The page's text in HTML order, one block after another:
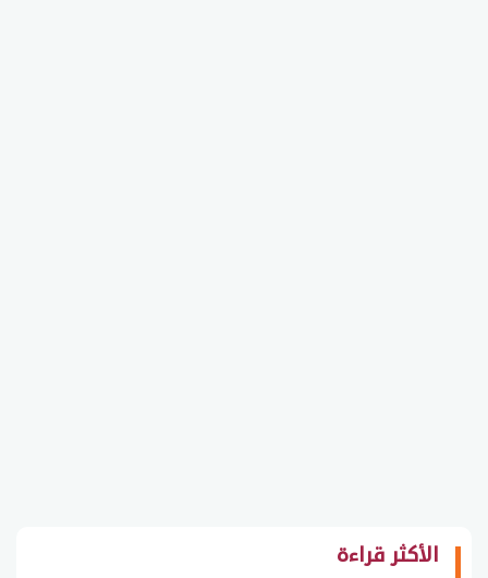
الأكثر قراءة